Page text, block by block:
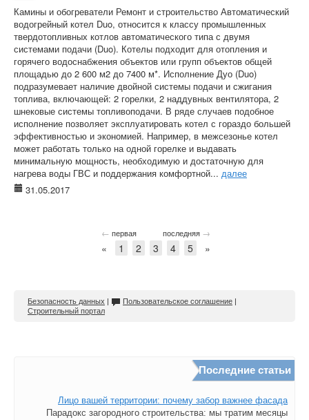
Камины и обогреватели Ремонт и строительство Автоматический
водогрейный котел Duo, относится к классу промышленных
твердотопливных котлов автоматического типа с двумя
системами подачи (Duo). Котелы подходит для отопления и
горячего водоснабжения объектов или групп объектов общей
площадью до 2 600 м2 до 7400 м*. Исполнение Дуо (Duo)
подразумевает наличие двойной системы подачи и сжигания
топлива, включающей: 2 горелки, 2 наддувных вентилятора, 2
шнековые системы топливоподачи. В ряде случаев подобное
исполнение позволяет эксплуатировать котел с гораздо большей
эффективностью и экономией. Например, в межсезонье котел
может работать только на одной горелке и выдавать
минимальную мощность, необходимую и достаточную для
нагрева воды ГВС и поддержания комфортной... далее
31.05.2017
← первая последняя →
« 1 2 3 4 5 »
Безопасность данных | Пользовательское соглашение |
Строительный портал
Последние статьи
Лицо вашей территории: почему забор важнее фасада
Парадокс загородного строительства: мы тратим месяцы